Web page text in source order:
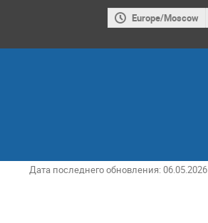
Europe/Moscow
Дата последнего обновления: 06.05.2026